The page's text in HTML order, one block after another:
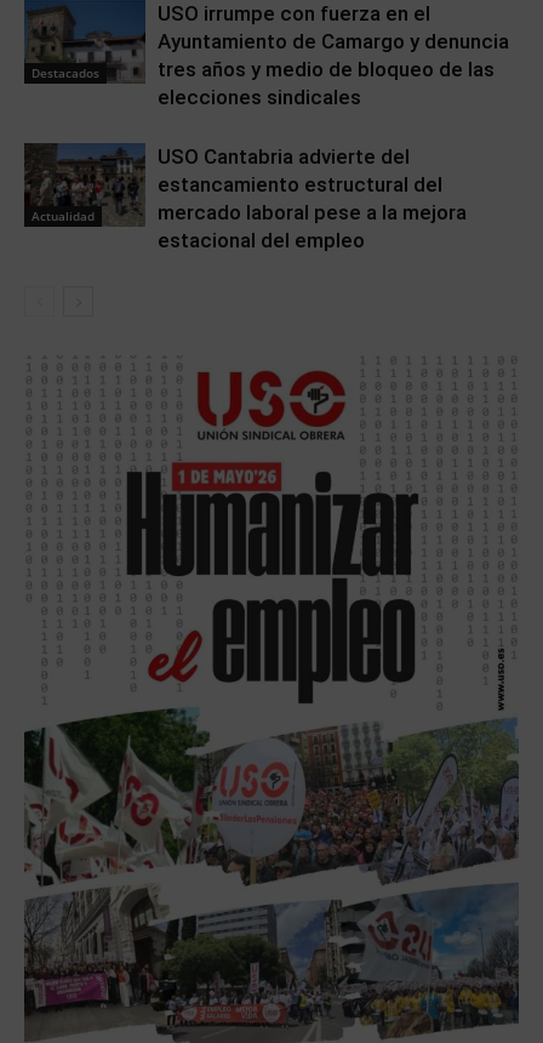
Destacados
USO irrumpe con fuerza en el
Ayuntamiento de Camargo y denuncia
tres años y medio de bloqueo de las
elecciones sindicales
Actualidad
USO Cantabria advierte del
estancamiento estructural del
mercado laboral pese a la mejora
estacional del empleo